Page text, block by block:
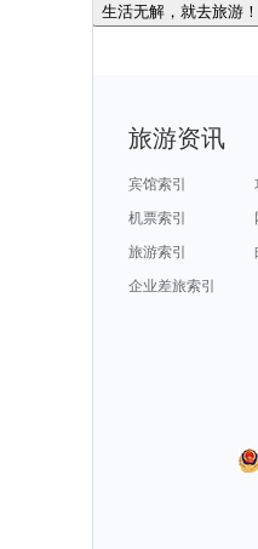
生活无解，就去旅游
旅游资讯
宾馆索引
机票索引
旅游索引
企业差旅索引